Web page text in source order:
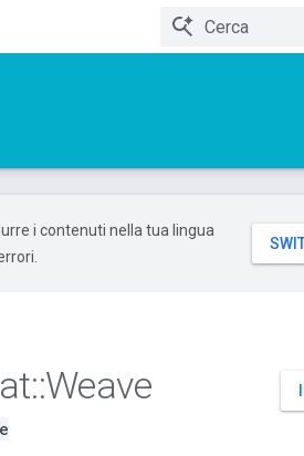
i contenuti nella tua lingua
::Weave